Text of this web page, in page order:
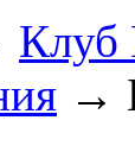
Клуб
→